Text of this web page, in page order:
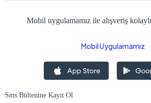
Mobil uygulamamız ile alışveriş
Mobil Uygulamamız
Sms Bültenine Kayıt Ol